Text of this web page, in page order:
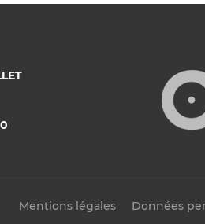
Mentions légales Données